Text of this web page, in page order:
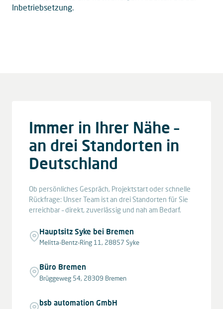
Inbetriebsetzung.
Immer in Ihrer Nähe –
an drei Standorten in
Deutschland
Ob persönliches Gespräch, Projektstart oder schnelle
Rückfrage: Unser Team ist an drei Standorten für Sie
erreichbar – direkt, zuverlässig und nah am Bedarf.
Hauptsitz Syke bei Bremen
Melitta-Bentz-Ring 11, 28857 Syke
Büro Bremen
Brüggeweg 54, 28309 Bremen
bsb automation GmbH